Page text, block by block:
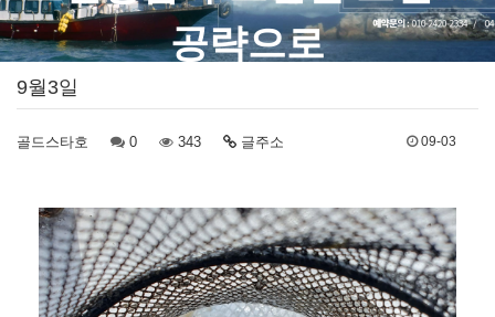
9월3일
골드스타호 0 343 글주소 09-03